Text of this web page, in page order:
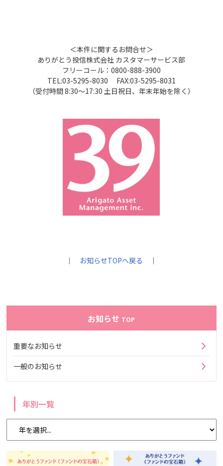
＜本件に関するお問合せ＞
ありがとう投信株式会社 カスタマーサービス部
フリーコール：0800-888-3900
TEL:03-5295-8030 FAX:03-5295-8031
（受付時間 8:30～17:30 土日祝日、年末年始を除く）
｜ お知らせTOPへ戻る ｜
お知らせ TOP
重要なお知らせ
一般のお知らせ
年別一覧